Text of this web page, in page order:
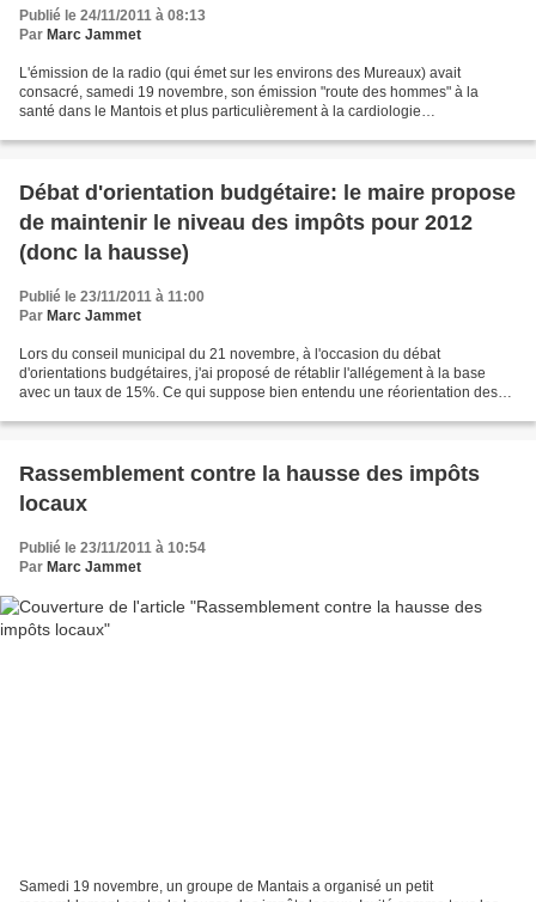
Publié le 24/11/2011 à 08:13
Par Marc Jammet
L'émission de la radio (qui émet sur les environs des Mureaux) avait
consacré, samedi 19 novembre, son émission "route des hommes" à la
santé dans le Mantois et plus particulièrement à la cardiologie
Débat d'orientation budgétaire: le maire propose
de maintenir le niveau des impôts pour 2012
(donc la hausse)
Publié le 23/11/2011 à 11:00
Par Marc Jammet
Lors du conseil municipal du 21 novembre, à l'occasion du débat
d'orientations budgétaires, j'ai proposé de rétablir l'allégement à la base
avec un taux de 15%. Ce qui suppose bien entendu une réorientation des
Rassemblement contre la hausse des impôts
locaux
Publié le 23/11/2011 à 10:54
Par Marc Jammet
Samedi 19 novembre, un groupe de Mantais a organisé un petit